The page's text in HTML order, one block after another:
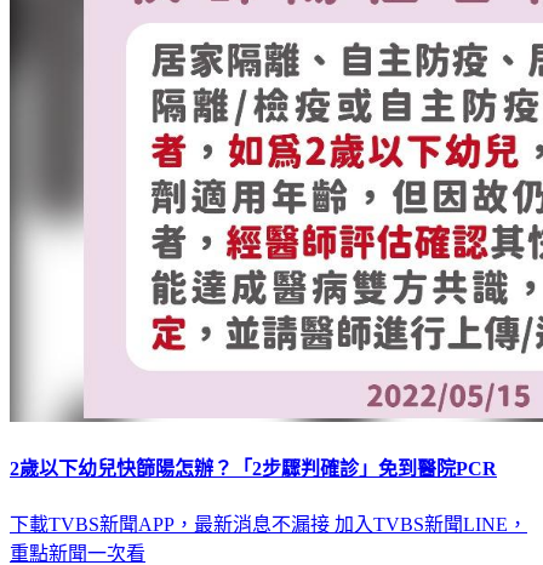
2歲以下幼兒快篩陽怎辦？「2步驟判確診」免到醫院PCR
下載TVBS新聞APP，最新消息不漏接 加入TVBS新聞LINE，
重點新聞一次看